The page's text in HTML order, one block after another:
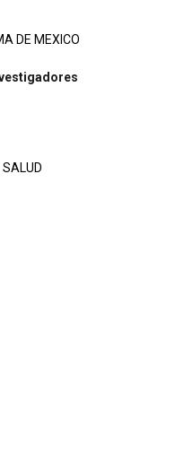
DE MEXICO
SALUD